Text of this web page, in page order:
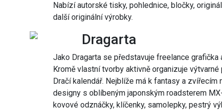
Nabízí autorské tisky, pohlednice, bločky,
další originální výrobky.
Dragarta
Jako Dragarta se představuje freelance
Kromě vlastní tvorby aktivně organizuje
Dračí kalendář. Nejblíže má k fantasy a
designy s oblíbeným japonským roadsterem
kovové odznáčky, klíčenky, samolepky, pestrý